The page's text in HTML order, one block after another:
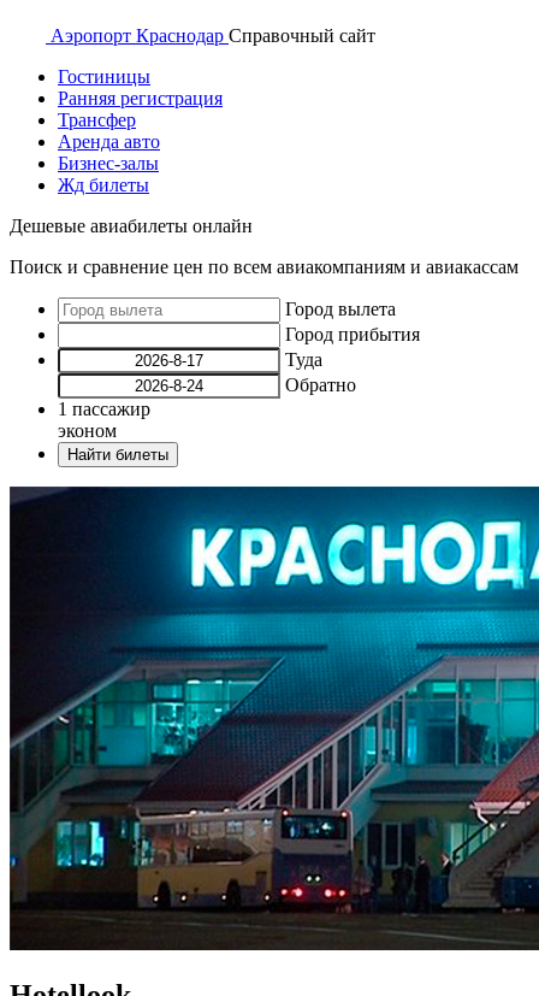
Аэропорт Краснодар Справочный сайт
Гостиницы
Ранняя регистрация
Трансфер
Аренда авто
Бизнес-залы
Жд билеты
Дешевые авиабилеты онлайн
Поиск и сравнение цен по всем авиакомпаниям и авиакассам
Город вылета
Город прибытия
Туда
Обратно
1 пассажир
эконом
Найти билеты